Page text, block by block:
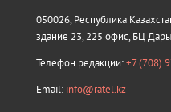
050026, Республика
здание 23, 225 офис, БЦ
Телефон редакции:+7 (708)
Email: info@ratel.kz